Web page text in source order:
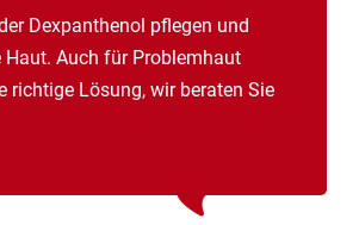
Dexpanthenol pflegen und
Haut. Auch für Problemhaut
richtige Lösung, wir beraten Sie